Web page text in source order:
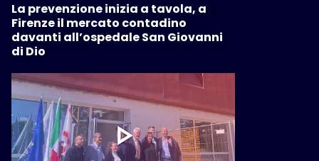
La prevenzione inizia a tavola, a
Firenze il mercato contadino
davanti all’ospedale San Giovanni
di Dio